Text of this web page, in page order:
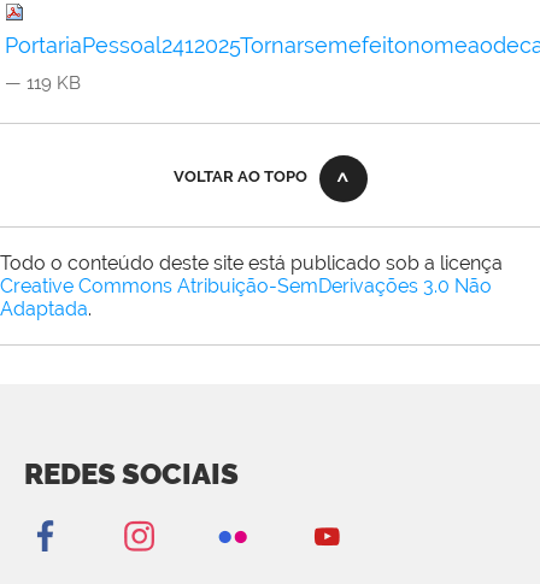
— 119 KB
VOLTAR AO TOPO
Todo o conteúdo deste site está publicado sob a licença
Creative Commons Atribuição-SemDerivações 3.0 Não
Adaptada.
REDES SOCIAIS